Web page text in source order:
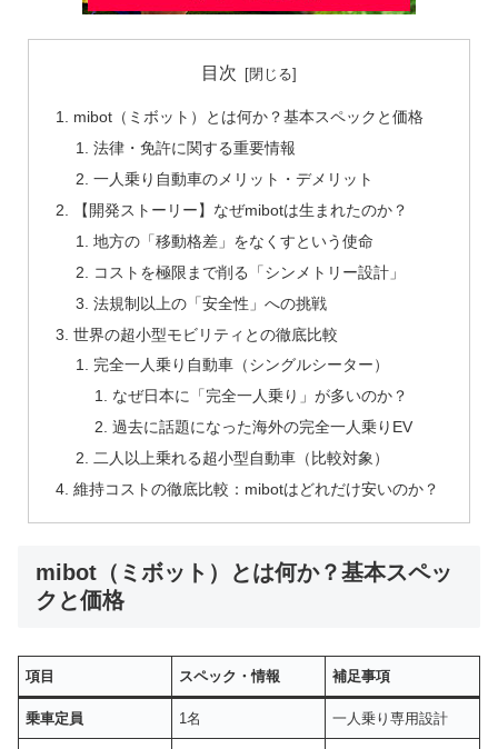
目次
mibot（ミボット）とは何か？基本スペックと価格
法律・免許に関する重要情報
一人乗り自動車のメリット・デメリット
【開発ストーリー】なぜmibotは生まれたのか？
地方の「移動格差」をなくすという使命
コストを極限まで削る「シンメトリー設計」
法規制以上の「安全性」への挑戦
世界の超小型モビリティとの徹底比較
完全一人乗り自動車（シングルシーター）
なぜ日本に「完全一人乗り」が多いのか？
過去に話題になった海外の完全一人乗りEV
二人以上乗れる超小型自動車（比較対象）
維持コストの徹底比較：mibotはどれだけ安いのか？
mibot（ミボット）とは何か？基本スペッ
クと価格
項目 スペック・情報 補足事項
乗車定員 1名 一人乗り専用設計